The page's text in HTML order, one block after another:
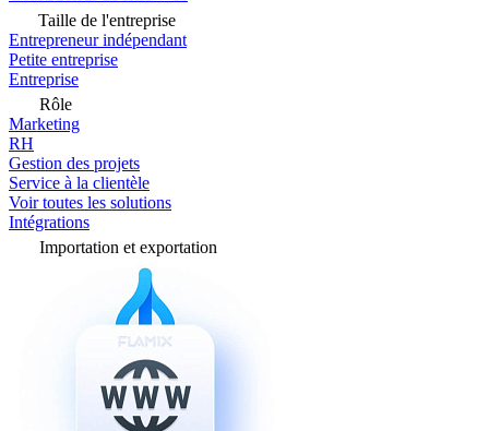
Taille de l'entreprise
Entrepreneur indépendant
Petite entreprise
Entreprise
Rôle
Marketing
RH
Gestion des projets
Service à la clientèle
Voir toutes les solutions
Intégrations
Importation et exportation